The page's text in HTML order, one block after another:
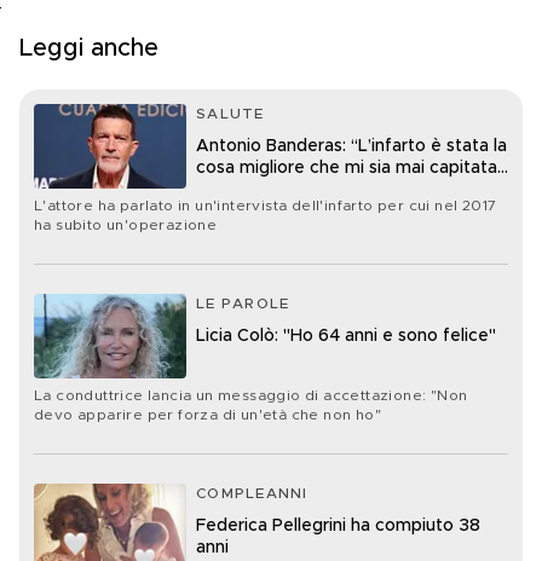
Leggi anche
SALUTE
Antonio Banderas: “L’infarto è stata la
cosa migliore che mi sia mai capitata
L'attore ha parlato in un'intervista dell'infarto per cui nel 2017
ha subito un'operazione
LE PAROLE
Licia Colò: "Ho 64 anni e sono felice"
La conduttrice lancia un messaggio di accettazione: "Non
devo apparire per forza di un'età che non ho"
COMPLEANNI
Federica Pellegrini ha compiuto 38
anni